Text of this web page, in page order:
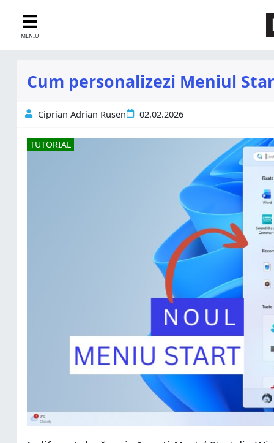
MENIU
Cum personalizezi Meniul
Ciprian Adrian Rusen 02.02.2026
TUTORIAL